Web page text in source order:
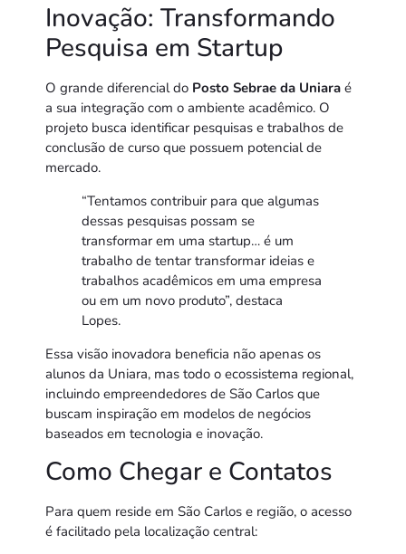
Inovação: Transformando
Pesquisa em Startup
O grande diferencial do Posto Sebrae da Uniara é
a sua integração com o ambiente acadêmico. O
projeto busca identificar pesquisas e trabalhos de
conclusão de curso que possuem potencial de
mercado.
“Tentamos contribuir para que algumas
dessas pesquisas possam se
transformar em uma startup… é um
trabalho de tentar transformar ideias e
trabalhos acadêmicos em uma empresa
ou em um novo produto”, destaca
Lopes.
Essa visão inovadora beneficia não apenas os
alunos da Uniara, mas todo o ecossistema regional,
incluindo empreendedores de São Carlos que
buscam inspiração em modelos de negócios
baseados em tecnologia e inovação.
Como Chegar e Contatos
Para quem reside em São Carlos e região, o acesso
é facilitado pela localização central: